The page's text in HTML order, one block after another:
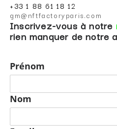
+33 1 88 61 18 12
gm@nftfactoryparis.com
Inscrivez-vous à notre
rien manquer de notre
Prénom
Nom